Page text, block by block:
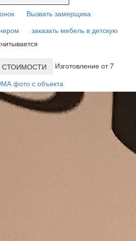
Вызвать замерщика
заказать мебель в детскую
СТОИМОСТИ
Изготовление от 7
фото с объекта